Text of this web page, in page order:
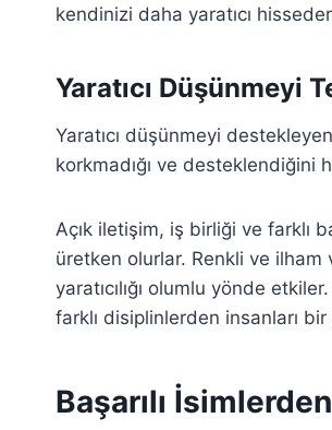
kendinizi daha yaratıcı
Yaratıcı Düşünmeyi
Yaratıcı düşünmeyi
korkmadığı ve desteklendiğini
Açık iletişim, iş birliği ve farklı
üretken olurlar. Renkli ve ilham
yaratıcılığı olumlu yönde
farklı disiplinlerden insanları
Başarılı